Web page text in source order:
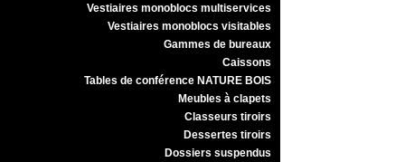
Vestiaires monoblocs multiservices
Vestiaires monoblocs visitables
Gammes de bureaux
Caissons
Tables de conférence NATURE BOIS
Meubles à clapets
Classeurs tiroirs
Dessertes tiroirs
Dossiers suspendus